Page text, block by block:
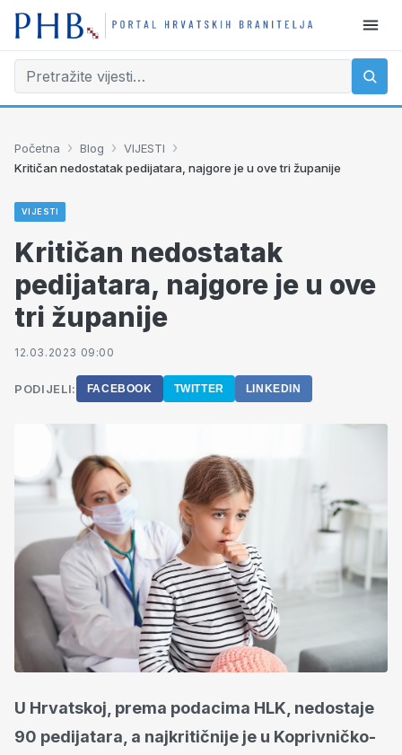
Početna › Blog › VIJESTI ›
Kritičan nedostatak pedijatara, najgore je u ove tri županije
VIJESTI
Kritičan nedostatak
pedijatara, najgore je u ove
tri županije
12.03.2023 09:00
PODIJELI: FACEBOOK TWITTER LINKEDIN
U Hrvatskoj, prema podacima HLK, nedostaje
90 pedijatara, a najkritičnije je u Koprivničko-